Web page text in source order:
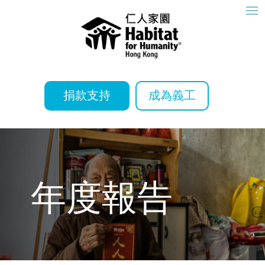
捐款支持 成為義工
年度報告